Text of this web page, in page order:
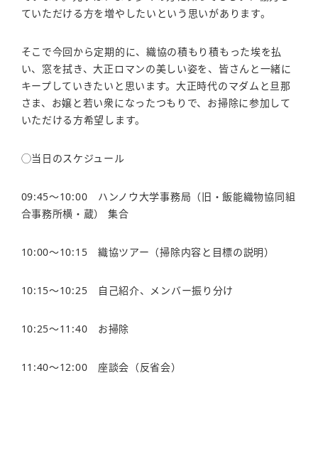
ていただける方を増やしたいという思いがあります。
そこで今回から定期的に、織協の積もり積もった埃を払
い、窓を拭き、大正ロマンの美しい姿を、皆さんと一緒に
キープしていきたいと思います。大正時代のマダムと旦那
さま、お嬢と若い衆になったつもりで、お掃除に参加して
いただける方希望します。
◯当日のスケジュール
09:45〜10:00 ハンノウ大学事務局（旧・飯能織物協同組
合事務所横・蔵） 集合
10:00〜10:15 織協ツアー（掃除内容と目標の説明）
10:15〜10:25 自己紹介、メンバー振り分け
10:25〜11:40 お掃除
11:40〜12:00 座談会（反省会）